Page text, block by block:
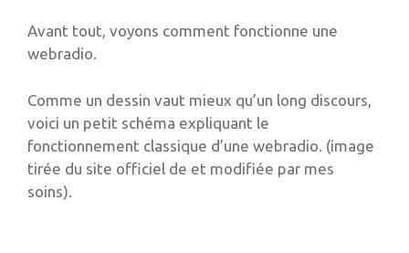
Avant tout, voyons comment fonctionne une
webradio.
Comme un dessin vaut mieux qu’un long discours,
voici un petit schéma expliquant le
fonctionnement classique d’une webradio. (image
tirée du site officiel de et modifiée par mes
soins).